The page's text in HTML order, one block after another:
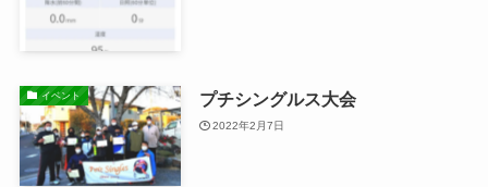
イベント プチシングルス大会
2022年2月7日